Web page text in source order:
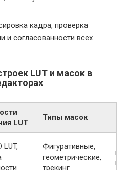
кадра, проверка
и согласованности всех
LUT и масок в
LUT
Типы масок
LUT,
Фигуративные,
геометрические,
трекинг